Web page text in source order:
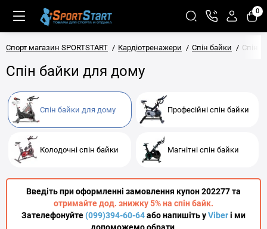
0
Спорт магазин SPORTSTART Кардіотренажери Спін байки Спін
Спін байки для дому
Спін байки для дому Професійні спін байки
Колодочні спін байки Магнітні спін байки
Введіть при оформленні замовлення купон 202277 та
отримайте дод. знижку 5% на спін байк.
Зателефонуйте(099)394-60-64або напишіть уViberі ми